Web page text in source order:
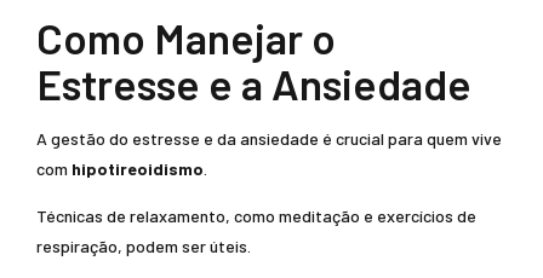
Como Manejar o
Estresse e a Ansiedade
A gestão do estresse e da ansiedade é crucial para quem vive
com hipotireoidismo
Técnicas de relaxamento, como meditação e exercícios de
respiração, podem ser úteis.